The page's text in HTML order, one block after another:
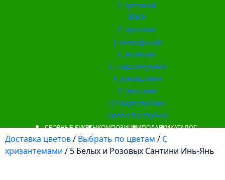
С эустомой
Back
С ирисами
С гипсофилой
С лилиями
С подсолнухами
С ромашками
С пионами
С гладиолусами
Цветы поштучно
СБОРНЫЕ БУКЕТЫКОМПОЗИЦИИПОДАРКИКАТАЛОГ
Доставка цветов/ Выбрать по цветам / С
хризантемами / 5 Белых и Розовых Сантини Инь-Янь